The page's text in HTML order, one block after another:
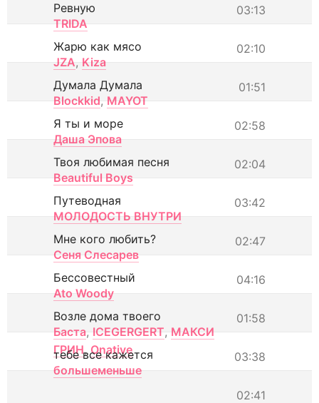
03:13
Ревную
TRIDA
02:10
Жарю как мясо
JZA, Kiza
01:51
Думала Думала
Blockkid, MAYOT
02:58
Я ты и море
Даша Эпова
02:04
Твоя любимая песня
Beautiful Boys
03:42
Путеводная
МОЛОДОСТЬ ВНУТРИ
02:47
Мне кого любить?
Сеня Слесарев
04:16
Бессовестный
Ato Woody
01:58
Возле дома твоего
Баста, ICEGERGERT, МАКСИ
ГРИН, Onative 03:38
тебе все кажется
большеменьше
02:41